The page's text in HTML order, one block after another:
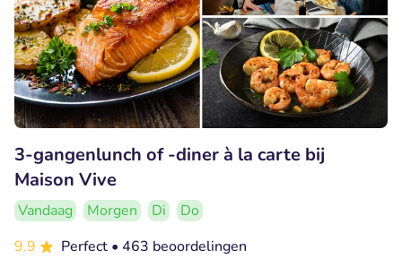
3-gangenlunch of -diner à la carte bij
Maison Vive
Vandaag Morgen Di
Do
9.9
Perfect • 463 beoordelingen